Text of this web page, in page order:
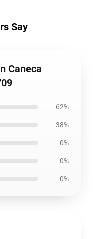
Say
Caneca
62%
38%
0%
0%
0%